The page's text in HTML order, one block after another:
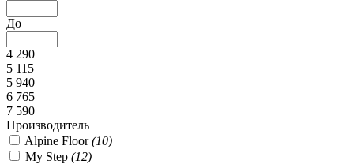
До
4 290
5 115
5 940
6 765
7 590
Производитель
Alpine Floor(10)
My Step (12)